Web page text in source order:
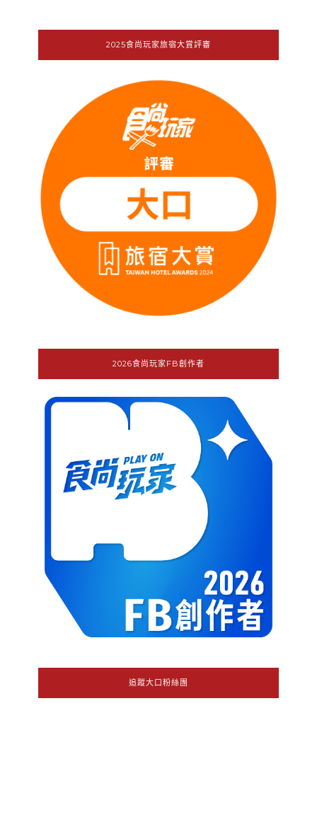
2025食尚玩家旅宿大賞評審
2026食尚玩家FB創作者
追蹤大口粉絲團